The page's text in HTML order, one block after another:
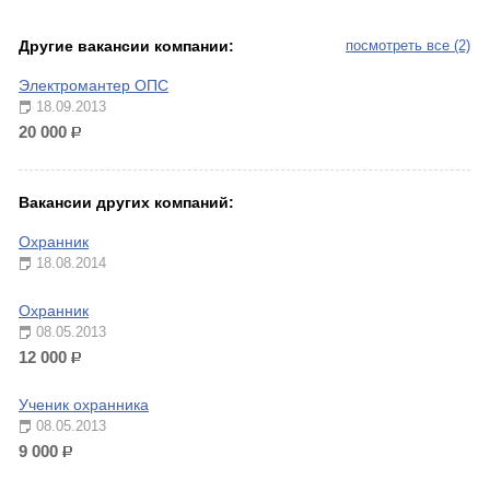
посмотреть все (2)
Другие вакансии компании:
Электромантер ОПС
18.09.2013
20 000 р.
Вакансии других компаний:
Охранник
18.08.2014
Охранник
08.05.2013
12 000 р.
Ученик охранника
08.05.2013
9 000 р.